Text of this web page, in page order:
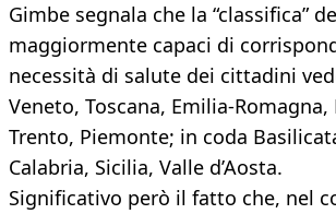
Gimbe segnala che la “classifica”
maggiormente capaci di
necessità di salute dei cittadini
Veneto, Toscana, Emilia-
Trento, Piemonte; in coda
Calabria, Sicilia, Valle d’Aosta.
Significativo però il fatto che, nel